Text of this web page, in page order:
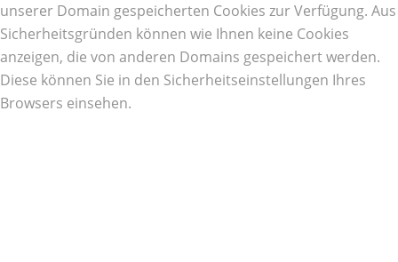
unserer Domain gespeicherten Cookies zur Verfügung. Aus
Sicherheitsgründen können wie Ihnen keine Cookies
anzeigen, die von anderen Domains gespeichert werden.
Diese können Sie in den Sicherheitseinstellungen Ihres
Browsers einsehen.